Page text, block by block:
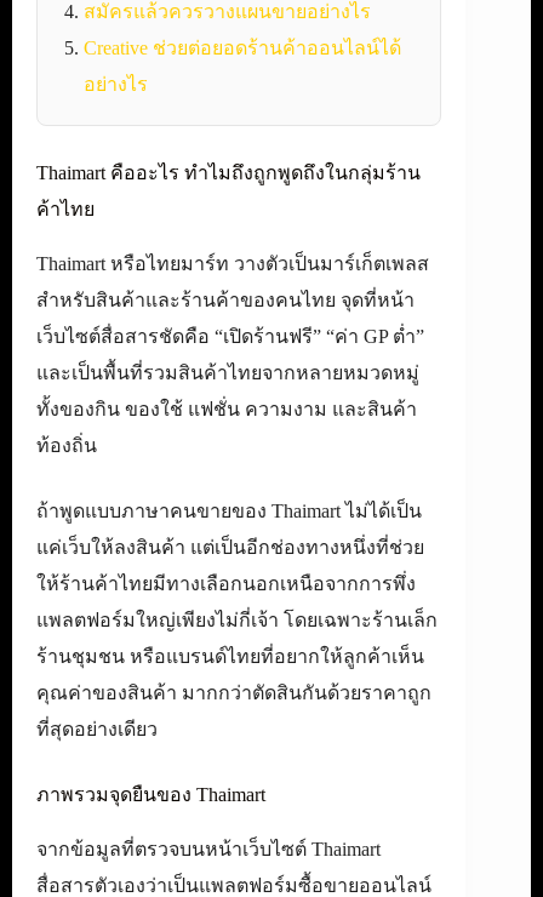
สมัครแล้วควรวางแผนขายอย่างไร
Creative ช่วยต่อยอดร้านค้าออนไลน์ได้
อย่างไร
Thaimart คืออะไร ทำไมถึงถูกพูดถึงในกลุ่มร้าน
ค้าไทย
Thaimart หรือไทยมาร์ท วางตัวเป็นมาร์เก็ตเพลส
สำหรับสินค้าและร้านค้าของคนไทย จุดที่หน้า
เว็บไซต์สื่อสารชัดคือ “เปิดร้านฟรี” “ค่า GP ต่ำ”
และเป็นพื้นที่รวมสินค้าไทยจากหลายหมวดหมู่
ทั้งของกิน ของใช้ แฟชั่น ความงาม และสินค้า
ท้องถิ่น
ถ้าพูดแบบภาษาคนขายของ Thaimart ไม่ได้เป็น
แค่เว็บให้ลงสินค้า แต่เป็นอีกช่องทางหนึ่งที่ช่วย
ให้ร้านค้าไทยมีทางเลือกนอกเหนือจากการพึ่ง
แพลตฟอร์มใหญ่เพียงไม่กี่เจ้า โดยเฉพาะร้านเล็ก
ร้านชุมชน หรือแบรนด์ไทยที่อยากให้ลูกค้าเห็น
คุณค่าของสินค้า มากกว่าตัดสินกันด้วยราคาถูก
ที่สุดอย่างเดียว
ภาพรวมจุดยืนของ Thaimart
จากข้อมูลที่ตรวจบนหน้าเว็บไซต์ Thaimart
สื่อสารตัวเองว่าเป็นแพลตฟอร์มซื้อขายออนไลน์